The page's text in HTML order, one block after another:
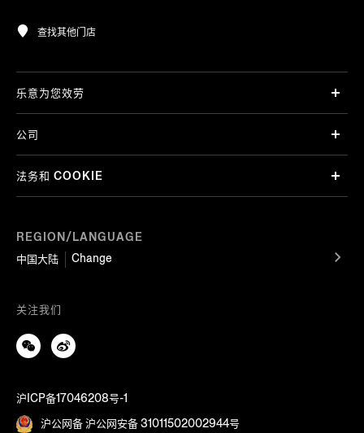
查找其他门店
REGION/LANGUAGE
中国大陆
Change
乐意为您效劳
公司
法务和 COOKIE
关注我们
沪ICP备17046208号-1
沪公网备 沪公网安备 31011502002944号